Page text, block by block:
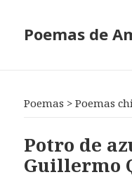
Poemas de
Poemas >Poemas
Potro de
Guillermo